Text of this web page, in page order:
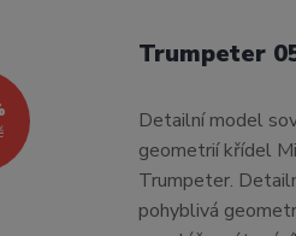
Trumpeter
Detailní model
geometrií křídel
Trumpeter.
pohyblivá